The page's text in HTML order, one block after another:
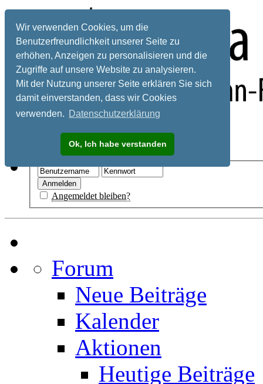
Wir verwenden Cookies, um die
Benutzerfreundlichkeit unserer Seite zu
erhöhen, Anzeigen zu personalisieren und die
Zugriffe auf unsere Website zu analysieren.
Mit der Nutzung unserer Seite erklären Sie sich
damit einverstanden, dass wir Cookies
verwenden. Datenschutzerklärung
Ok, Ich habe verstanden
Registrieren
Angemeldet bleiben?
Forum
Neue Beiträge
Kalender
Aktionen
Heutige Beiträge